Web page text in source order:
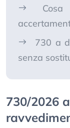
730 a
senza
730/2026